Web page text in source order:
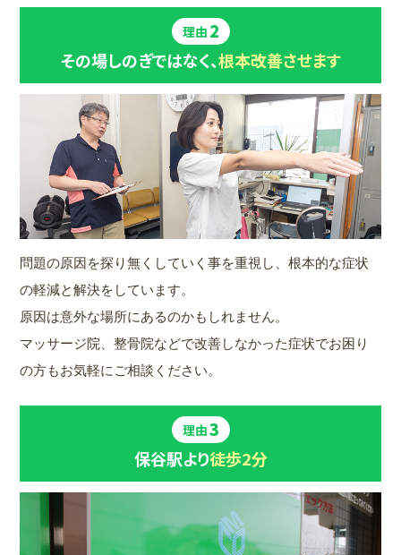
その場しのぎではなく、根本改善させます
理由 2
問題の原因を探り無くしていく事を重視し、根本的な症状
の軽減と解決をしています。
原因は意外な場所にあるのかもしれません。
マッサージ院、整骨院などで改善しなかった症状でお困り
の方もお気軽にご相談ください。
保谷駅より徒歩2分
理由3